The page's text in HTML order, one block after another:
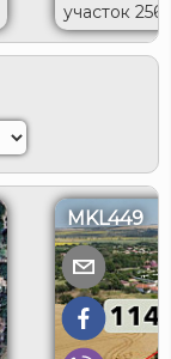
участок
Исперих.
MKL449